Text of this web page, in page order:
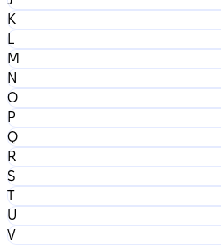
K
L
M
N
O
P
Q
R
S
T
U
V